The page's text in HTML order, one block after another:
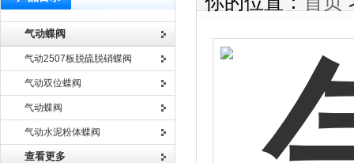
气动蝶阀
气动2507板脱硫脱硝蝶阀
气动双位蝶阀
气动蝶阀
气动水泥粉体蝶阀
查看更多